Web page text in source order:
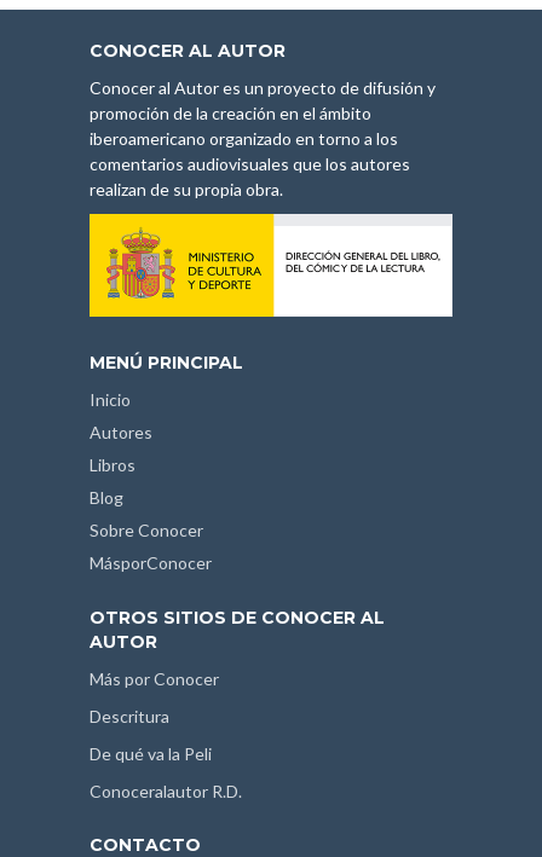
CONOCER AL AUTOR
Conocer al Autor es un proyecto de difusión y
promoción de la creación en el ámbito
iberoamericano organizado en torno a los
comentarios audiovisuales que los autores
realizan de su propia obra.
MENÚ PRINCIPAL
Inicio
Autores
Libros
Blog
Sobre Conocer
MásporConocer
OTROS SITIOS DE CONOCER AL
AUTOR
Más por Conocer
Descritura
De qué va la Peli
Conoceralautor R.D.
CONTACTO